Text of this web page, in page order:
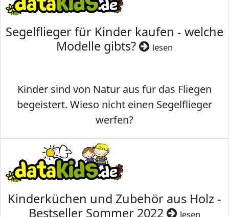
Segelflieger für Kinder kaufen - welche
Modelle gibts?
lesen
Kinder sind von Natur aus für das Fliegen
begeistert. Wieso nicht einen Segelflieger
werfen?
Kinderküchen und Zubehör aus Holz -
Bestseller Sommer 2022
lesen